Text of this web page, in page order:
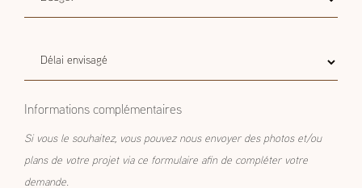
estimatif
Délai
envisagé
Délai envisagé
Informations complémentaires
Si vous le souhaitez, vous pouvez nous envoyer des photos et/ou
plans de votre projet via ce formulaire afin de compléter votre
demande.